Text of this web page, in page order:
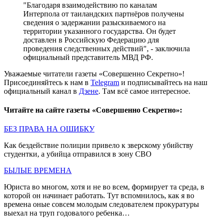
"Благодаря взаимодействию по каналам
Интерпола от таиландских партнёров получены
сведения о задержании разыскиваемого на
территории указанного государства. Он будет
доставлен в Российскую Федерацию для
проведения следственных действий", - заключила
официальный представитель МВД РФ.
Уважаемые читатели газеты «Совершенно Секретно»!
Присоединяйтесь к нам в Telegram и подписывайтесь на наш
официальный канал в Дзене. Там всё самое интересное.
Читайте на сайте газеты «Совершенно Секретно»:
БЕЗ ПРАВА НА ОШИБКУ
Как бездействие полиции привело к зверскому убийству
студентки, а убийца отправился в зону СВО
БЫЛЫЕ ВРЕМЕНА
Юриста во многом, хотя и не во всем, формирует та среда, в
которой он начинает работать. Тут вспомнилось, как я во
времена оные совсем молодым следователем прокуратуры
выехал на труп годовалого ребенка…